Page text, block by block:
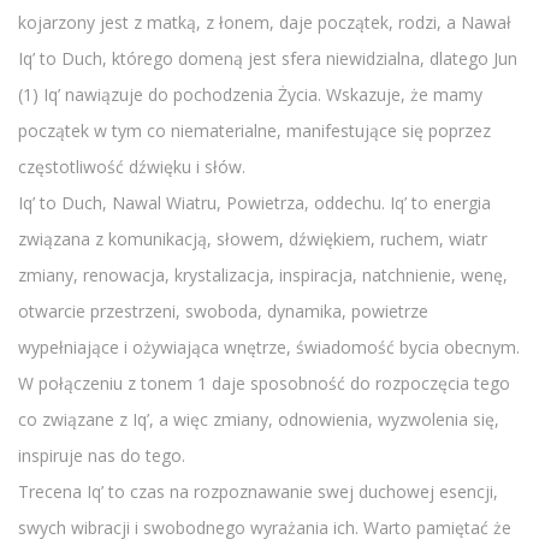
kojarzony jest z matką, z łonem, daje początek, rodzi, a Nawał
Iq’ to Duch, którego domeną jest sfera niewidzialna, dlatego Jun
(1) Iq’ nawiązuje do pochodzenia Życia. Wskazuje, że mamy
początek w tym co niematerialne, manifestujące się poprzez
częstotliwość dźwięku i słów.
Iq’ to Duch, Nawal Wiatru, Powietrza, oddechu. Iq’ to energia
związana z komunikacją, słowem, dźwiękiem, ruchem, wiatr
zmiany, renowacja, krystalizacja, inspiracja, natchnienie, wenę,
otwarcie przestrzeni, swoboda, dynamika, powietrze
wypełniające i ożywiająca wnętrze, świadomość bycia obecnym.
W połączeniu z tonem 1 daje sposobność do rozpoczęcia tego
co związane z Iq’, a więc zmiany, odnowienia, wyzwolenia się,
inspiruje nas do tego.
Trecena Iq’ to czas na rozpoznawanie swej duchowej esencji,
swych wibracji i swobodnego wyrażania ich. Warto pamiętać że